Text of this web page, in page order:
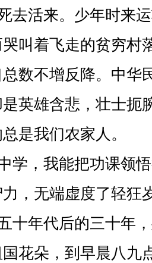
活来。少年时来运
叫着飞走的贫穷村
数不增反降。中华
英雄含悲，壮士扼
是我们农家人。
，我能把功课领悟
，无端虚度了轻狂
年代后的三十年，
花朵，到早晨八九